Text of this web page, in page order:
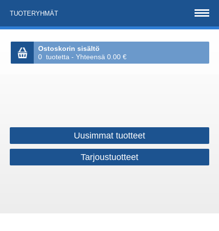
TUOTERYHMÄT
Ostoskorin sisältö
0 tuotetta - Yhteensä 0.00 €
Uusimmat tuotteet
Tarjoustuotteet